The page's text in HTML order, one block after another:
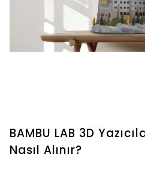
BAMBU LAB 3D
Nasıl Alınır?